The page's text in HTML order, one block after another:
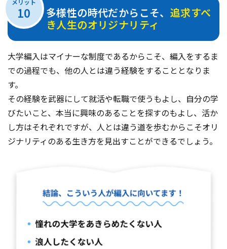
メリット
10 多様性の時代だからこそ、 追求すべ
き人生のオリジナリティ
大学編入はマイナーな制度であるからこそ、編入をするま
での過程でも、他の人とは違う経験をすることとなりま
す。
その経験を武器にして就活や転職で使うもよし、自分の学
びたいこと、本当に興味のあることを探すのもよし、活か
し方はそれぞれですが、人とは違う道を歩むからこそオリ
ジナリティのある生き方を見出すことができるでしょう。